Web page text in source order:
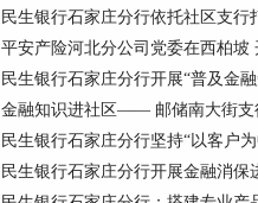
民生银行石家庄分行依托社区支行
平安产险河北分公司党委在西柏坡
民生银行石家庄分行开展“普及金
金融知识进社区—— 邮储南大街支
民生银行石家庄分行坚持“以客户
民生银行石家庄分行开展金融消保